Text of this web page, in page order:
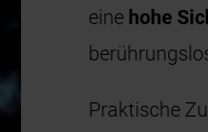
eine hohe
Praktische